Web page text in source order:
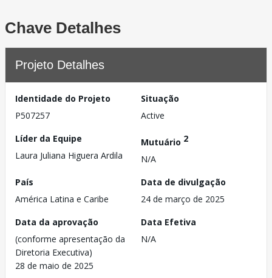
Chave Detalhes
Projeto Detalhes
Identidade do Projeto
P507257
Situação
Active
Líder da Equipe
Laura Juliana Higuera Ardila
Mutuário 2
N/A
País
América Latina e Caribe
Data de divulgação
24 de março de 2025
Data da aprovação
(conforme apresentação da
Diretoria Executiva)
28 de maio de 2025
Data Efetiva
N/A